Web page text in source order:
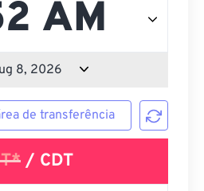
de transferência
/ CDT